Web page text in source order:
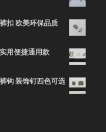
扣 欧美环保品质
用便捷通用款
钩 装饰钉四色可选